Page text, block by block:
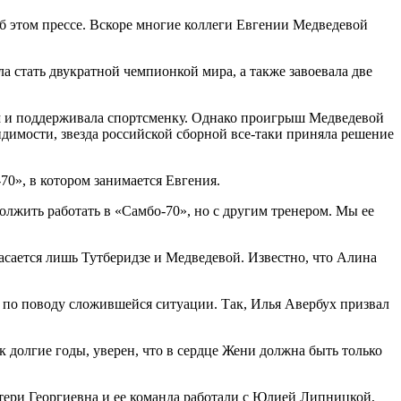
прессе. Вскоре многие коллеги Евгении Медведевой
стать двукратной чемпионкой мира, а также завоевала две
и поддерживала спортсменку. Однако проигрыш Медведевой
звезда российской сборной все-таки приняла решение
в котором занимается Евгения.
работать в «Самбо-70», но с другим тренером. Мы ее
лишь Тутберидзе и Медведевой. Известно, что Алина
поводу сложившейся ситуации. Так, Илья Авербух призвал
годы, уверен, что в сердце Жени должна быть только
Георгиевна и ее команда работали с Юлией Липницкой,